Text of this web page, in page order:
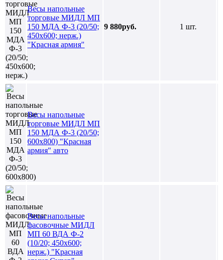
Весы напольные
торговые МИДЛ МП
150 МДА Ф-3 (20/50;
450х600; нерж.)
"Красная армия"
9 880руб. 1 шт.
Весы напольные
торговые МИДЛ МП
150 МДА Ф-3 (20/50;
600х800) "Красная
армия" авто
Весы напольные
фасовочные МИДЛ
МП 60 ВДА Ф-2
(10/20; 450х600;
нерж.) "Красная